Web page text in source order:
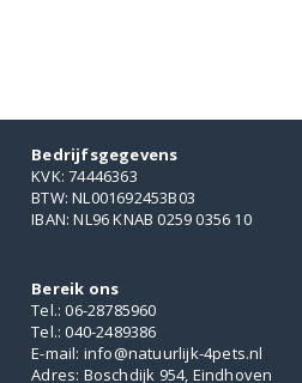
Bedrijfsgegevens
KVK: 74446363
BTW: NL001692453B03
IBAN: NL96 KNAB 0259 0356 10
Bereik ons
Tel.: 06-28785960
Tel.: 040-2489386
E-mail: info@natuurlijk-4pets.nl
Adres: Boschdijk 954, Eindhoven